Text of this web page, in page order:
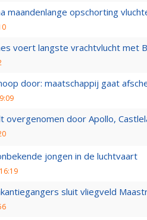
maandenlange opschorting
voert langste vrachtvlucht met
door: maatschappij gaat
overgenomen door Apollo,
jongen in de luchtvaart
sluit vliegveld